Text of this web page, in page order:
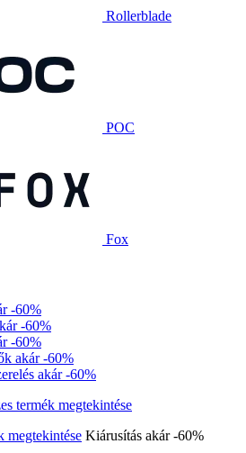
Rollerblade
POC
Fox
-60%
-60%
-60%
akár -60%
akár -60%
megtekintése Kiárusítás akár -60%